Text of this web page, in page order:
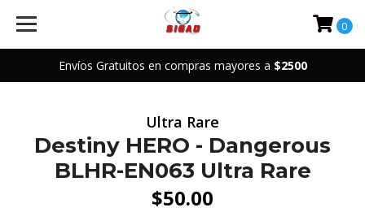
Envíos Gratuitos en compras mayores a $2500
0
Ultra Rare
Destiny HERO - Dangerous
BLHR-EN063 Ultra Rare
$50.00